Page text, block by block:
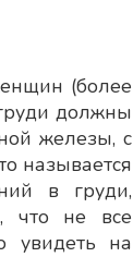
(более
должны
железы, с
называется
в груди,
что не все
увидеть на